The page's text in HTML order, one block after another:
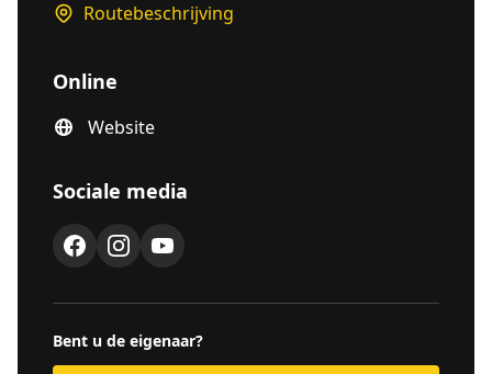
Routebeschrijving
Online
Website
Sociale media
Bent u de eigenaar?